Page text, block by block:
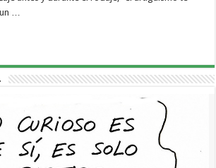
…